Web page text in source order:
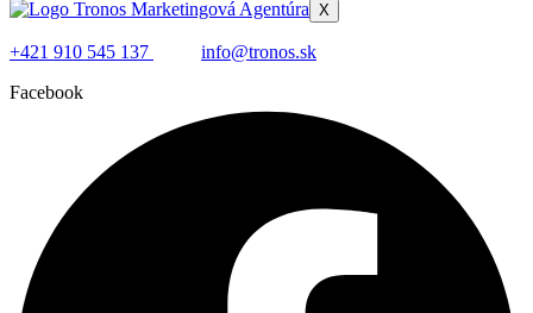
X
+421 910 545 137
info@tronos.sk
Facebook